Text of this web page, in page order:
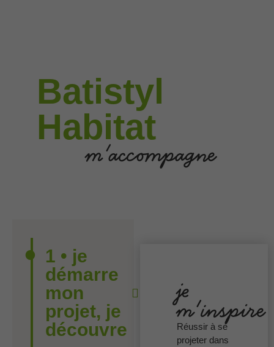
Batistyl
Habitat
m'accompagne
1 • je
démarre
mon
projet, je
découvre
je
m'inspire
Réussir à se
projeter dans